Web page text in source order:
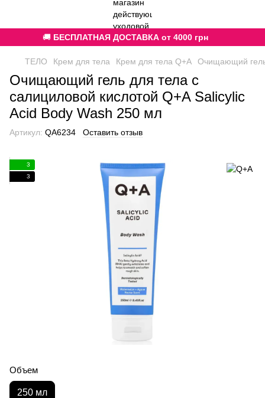
🚚 БЕСПЛАТНАЯ ДОСТАВКА от 4000 грн
ТЕЛО Крем для тела Крем для тела Q+A Очищающий гель
Очищающий гель для тела с
салициловой кислотой Q+A Salicylic
Acid Body Wash 250 мл
Артикул: QA6234 Оставить отзыв
3
3
Объем
250 мл